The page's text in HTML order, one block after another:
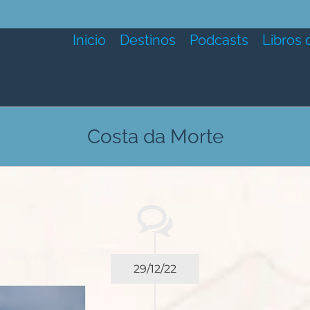
Inicio Destinos Podcasts Libros
Costa da Morte
29/12/22